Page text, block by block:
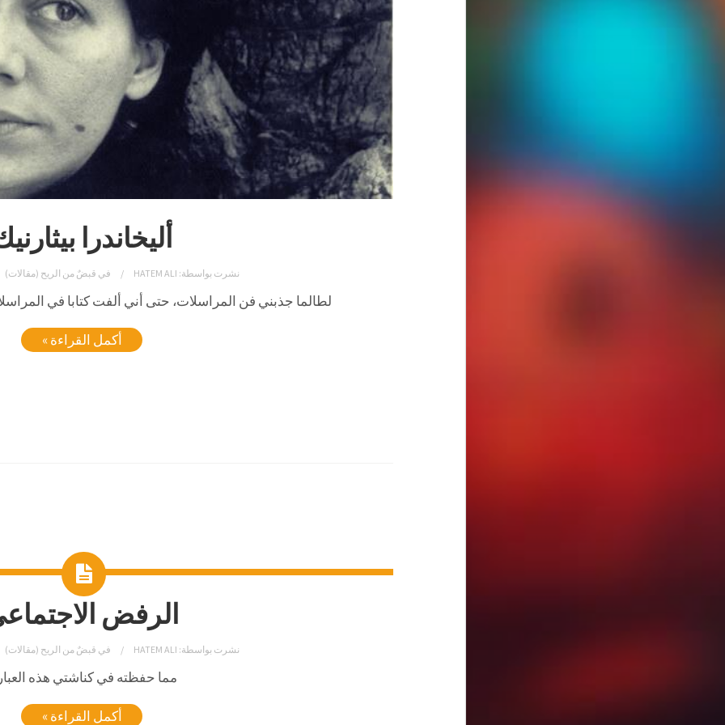
أليخاندرا
نشرت بواسطة: HATEM ALI في قبضٌ من الريح (مقالات)
لطالما جذبني فن المراسلات، حتى أني ألفت كتابا في
أكمل القراءة »
الرفض
نشرت بواسطة: HATEM ALI في قبضٌ من الريح (مقالات)
مما حفظته في كناشتي هذه
أكمل القراءة »